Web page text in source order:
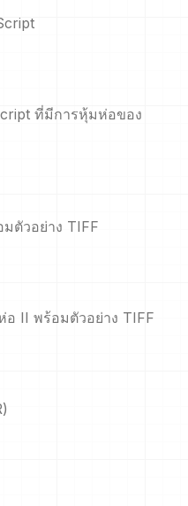
ที่มีการหุ้มห่อของ
ตัวอย่าง TIFF
II พร้อมตัวอย่าง TIFF